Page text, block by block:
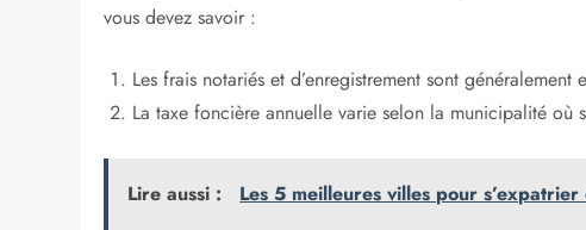
vous devez savoir :
Les frais notariés et d’enregistrement sont généralement
La taxe foncière annuelle varie selon la municipalité où
Lire aussi : Les 5 meilleures villes pour